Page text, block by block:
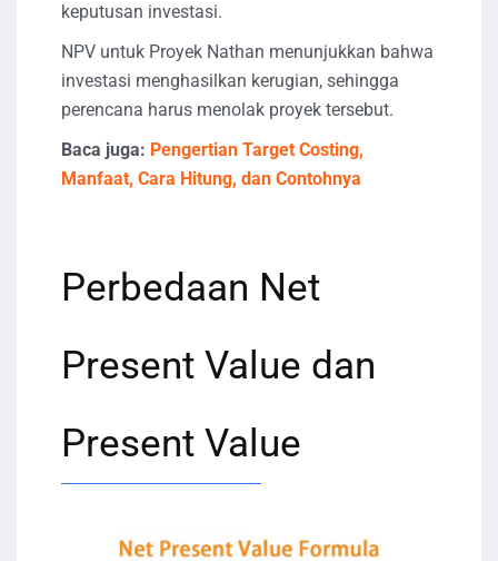
keputusan investasi.
NPV untuk Proyek Nathan menunjukkan bahwa
investasi menghasilkan kerugian, sehingga
perencana harus menolak proyek tersebut.
Baca juga: Pengertian Target Costing,
Manfaat, Cara Hitung, dan Contohnya
Perbedaan Net
Present Value dan
Present Value